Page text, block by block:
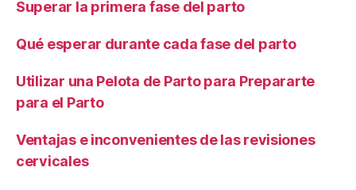
Superar la primera fase del parto
Qué esperar durante cada fase del parto
Utilizar una Pelota de Parto para Prepararte
para el Parto
Ventajas e inconvenientes de las revisiones
cervicales